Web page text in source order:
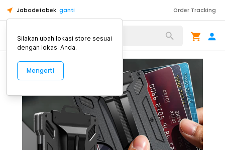
Jabodetabek ganti Order Tracking
Alat Kopi
Silakan ubah lokasi store sesuai
dengan lokasi Anda.
Mengerti